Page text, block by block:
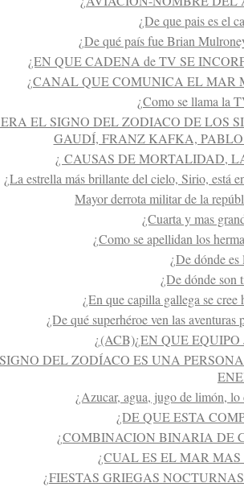
¿De que pais es el
¿De qué país fue Brian
¿EN QUE CADENA de TV SE
¿CANAL QUE COMUNICA EL MAR
¿Como se llama la
EL SIGNO DEL ZODIACO DE LOS
GAUDÍ, FRANZ KAFKA,
¿ CAUSAS DE MORTALIDAD,
¿La estrella más brillante del cielo, Sirio, está
Mayor derrota militar de la
¿Cuarta y mas
¿Como se apellidan los
¿De dónde
¿De dónde son
¿En que capilla gallega se
¿De qué superhéroe ven las
¿(ACB)¿EN QUE
DEL ZODÍACO ES UNA
¿Azucar, agua, jugo de limón,
¿DE QUE ESTA
¿COMBINACION BINARIA DE
¿CUAL ES EL MAR
¿FIESTAS GRIEGAS